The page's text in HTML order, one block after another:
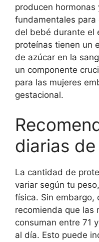
producen hormonas
fundamentales
del bebé durante el
proteínas tienen un
de azúcar en la
un componente
para las mujeres
gestacional.
diarias
La cantidad de
variar según tu
física. Sin embargo,
recomienda que las
consuman entre 71
al día. Esto puede